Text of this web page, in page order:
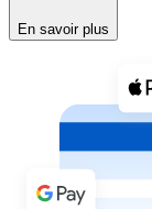
Voir toutes
Coupons
Achetez
Acheter
Virement
En savoir plus